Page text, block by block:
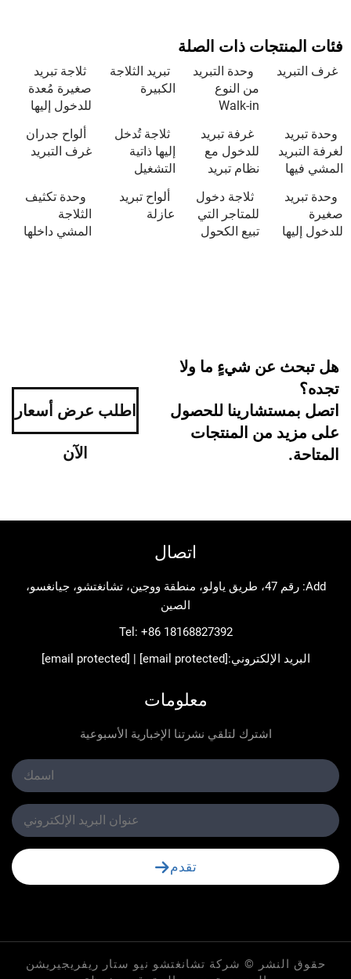
ذات الصلة
وحدة التبريد
تبريد الثلاجة
الكبيرة
ثلاجة تبريد
صغيرة مُعدة
للدخول إليها
غرفة تبريد
للدخول مع
نظام تبريد
ثلاجة تُدخل
إليها ذاتية
التشغيل
ألواح جدران
غرف التبريد
ثلاجة دخول
للمتاجر التي
تبيع الكحول
ألواح تبريد
عازلة
وحدة تكثيف
الثلاجة
المشي داخلها
عن شيءٍ ما ولا
للحصول
من المنتجات
اطلب عرض أسعار
Add: رقم 47، طريق ياولو، منطقة ووجين، تشانغتشو، جيانغسو،
Tel:+86 18168827392
الإلكتروني:[email protected]
|
[email protected]
معلومات
اشترك لتلقي نشرتنا الإخبارية الأسبوعية
© شركة تشانغتشو نيو ستار ريفريجيريشن